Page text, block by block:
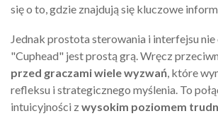
się o to, gdzie znajdują się kluczowe
Jednak prostota sterowania i interfejsu nie
"Cuphead" jest prostą grą. Wręcz
przed graczami wiele wyzwań, które
refleksu i strategicznego myślenia. To
intuicyjności zwysokim poziomem